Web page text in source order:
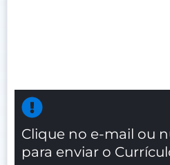
Clique no e-mail ou
para enviar o